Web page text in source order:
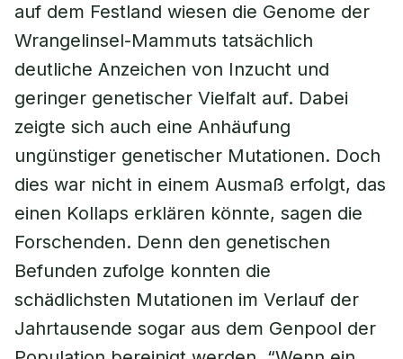
auf dem Festland wiesen die Genome der
Wrangelinsel-Mammuts tatsächlich
deutliche Anzeichen von Inzucht und
geringer genetischer Vielfalt auf. Dabei
zeigte sich auch eine Anhäufung
ungünstiger genetischer Mutationen. Doch
dies war nicht in einem Ausmaß erfolgt, das
einen Kollaps erklären könnte, sagen die
Forschenden. Denn den genetischen
Befunden zufolge konnten die
schädlichsten Mutationen im Verlauf der
Jahrtausende sogar aus dem Genpool der